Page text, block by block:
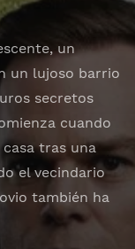
un
un lujoso barrio
secretos
cuando
tras una
el vecindario
también ha